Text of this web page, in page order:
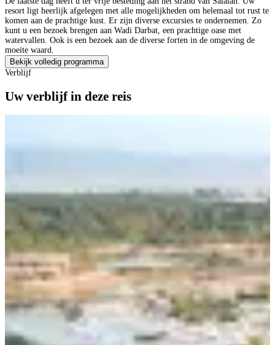
resort ligt heerlijk afgelegen met alle mogelijkheden om helemaal tot rust te
komen aan de prachtige kust. Er zijn diverse excursies te ondernemen. Zo
kunt u een bezoek brengen aan Wadi Darbat, een prachtige oase met
watervallen. Ook is een bezoek aan de diverse forten in de omgeving de
moeite waard.
Bekijk volledig programma
Verblijf
Uw verblijf in deze reis